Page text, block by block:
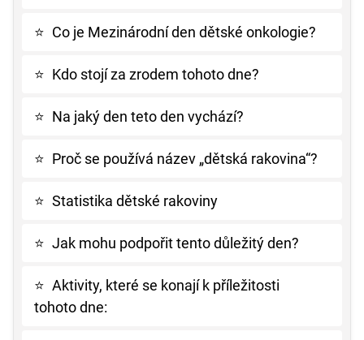
⭐ Co je Mezinárodní den dětské onkologie?
⭐ Kdo stojí za zrodem tohoto dne?
⭐ Na jaký den teto den vychází?
⭐ Proč se používá název „dětská rakovina“?
⭐ Statistika dětské rakoviny
⭐ Jak mohu podpořit tento důležitý den?
⭐ Aktivity, které se konají k příležitosti
tohoto dne: